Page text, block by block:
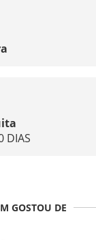
DIAS
GOSTOU DE